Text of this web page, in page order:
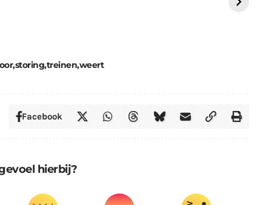
storingtreinenweert
Facebook
hierbij?